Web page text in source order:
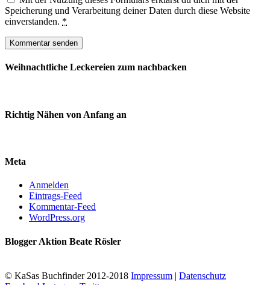
Speicherung und Verarbeitung deiner Daten durch diese Website
einverstanden. *
Weihnachtliche Leckereien zum nachbacken
Richtig Nähen von Anfang an
Meta
Anmelden
Eintrags-Feed
Kommentar-Feed
WordPress.org
Blogger Aktion Beate Rösler
© KaSas Buchfinder 2012-2018 Impressum | Datenschutz